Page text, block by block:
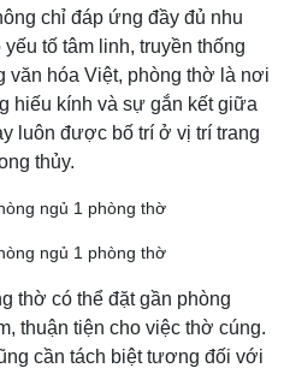
chỉ đáp ứng đầy đủ nhu
tố tâm linh, truyền thống
văn hóa Việt, phòng thờ là nơi
hiếu kính và sự gắn kết giữa
luôn được bố trí ở vị trí trang
thủy.
thờ có thể đặt gần phòng
thuận tiện cho việc thờ cúng.
cần tách biệt tương đối với